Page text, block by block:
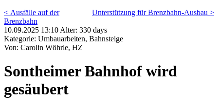
Unterstützung für Brenzbahn-Ausbau >
< Ausfälle auf der
Brenzbahn
10.09.2025 13:10 Alter: 330 days
Kategorie: Umbauarbeiten, Bahnsteige
Von: Carolin Wöhrle, HZ
Sontheimer Bahnhof wird
gesäubert